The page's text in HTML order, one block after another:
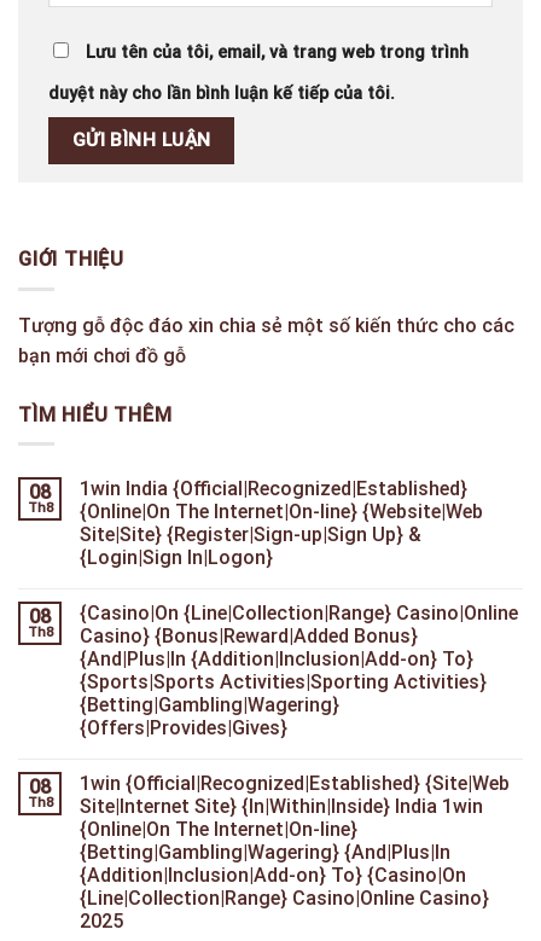
Lưu tên của tôi, email, và trang web trong trình
duyệt này cho lần bình luận kế tiếp của tôi.
GIỚI THIỆU
Tượng gỗ độc đáo xin chia sẻ một số kiến thức cho các
bạn mới chơi đồ gỗ
TÌM HIỂU THÊM
08
Th8
1win India {Official|Recognized|Established}
{Online|On The Internet|On-line} {Website|Web
Site|Site} {Register|Sign-up|Sign Up} &
{Login|Sign In|Logon}
08
Th8
{Casino|On {Line|Collection|Range} Casino|Online
Casino} {Bonus|Reward|Added Bonus}
{And|Plus|In {Addition|Inclusion|Add-on} To}
{Sports|Sports Activities|Sporting Activities}
{Betting|Gambling|Wagering}
{Offers|Provides|Gives}
08
Th8
1win {Official|Recognized|Established} {Site|Web
Site|Internet Site} {In|Within|Inside} India 1win
{Online|On The Internet|On-line}
{Betting|Gambling|Wagering} {And|Plus|In
{Addition|Inclusion|Add-on} To} {Casino|On
{Line|Collection|Range} Casino|Online Casino}
2025